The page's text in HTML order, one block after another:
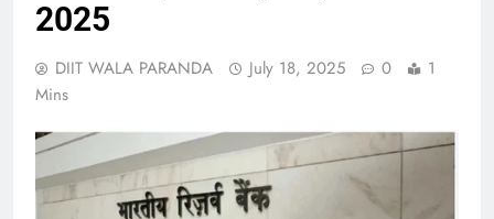
2025
DIIT WALA PARANDA July 18, 2025 0
1
Mins